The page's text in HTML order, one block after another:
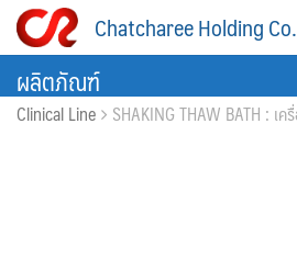
Skip
Chatcharee Holding
ผลิตภัณฑ์
Clinical Line SHAKING THAW BATH : เค